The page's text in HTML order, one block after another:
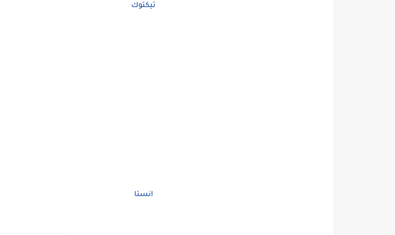
تيكتوك
انستا